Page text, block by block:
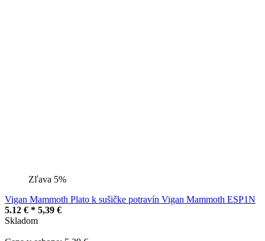
Zľava 5%
Vigan Mammoth Plato k sušičke potravín Vigan Mammoth ESP1N
5.12 € * 5,39 €
Skladom